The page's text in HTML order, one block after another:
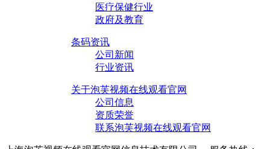
医疗保健行业
政府及教育
条码资讯
公司新闻
行业资讯
关于泡芙视频在线观看官网
公司信息
资质荣誉
联系泡芙视频在线观看官网